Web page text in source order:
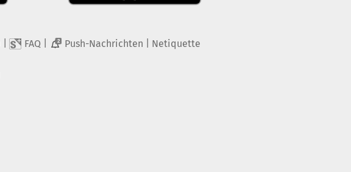
FAQ 2 Push-Nachrichten Netiquette